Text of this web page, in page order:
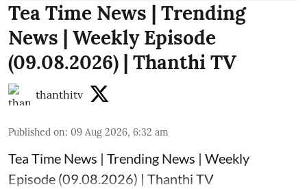
Tea Time News | Trending
News | Weekly Episode
(09.08.2026) | Thanthi TV
thanthitv
Published on: 09 Aug 2026, 6:32 am
Tea Time News | Trending News | Weekly
Episode (09.08.2026) | Thanthi TV